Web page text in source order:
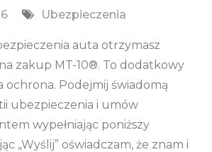
Ubezpieczenia
auta otrzymasz
zakup MT-10®. To dodatkowy
ochrona. Podejmij świadomą
ubezpieczenia i umów
wypełniając poniższy
„Wyślij” oświadczam, że znam i